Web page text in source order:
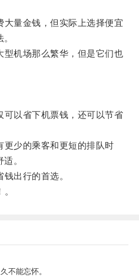
量金钱，但实际上选择便宜
机场那么繁华，但是它们也
以省下机票钱，还可以节省
少的乘客和更短的排队时
。
出行的首选。
不能忘怀。